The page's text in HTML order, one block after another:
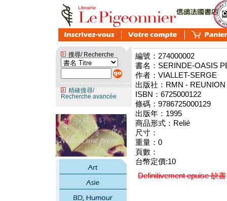
搜尋/ Recherche
精確搜尋/
Recherche avancée
編號：274000002
書名：SERINDE-OASIS
作者：VIALLET-SERGE
出版社：RMN -
ISBN：6725000122
條碼：9786725000129
出版年：1995
商品形式：Relié
尺寸：
重量：0
頁數：
台幣定價:10
Definitivement epuise 缺書